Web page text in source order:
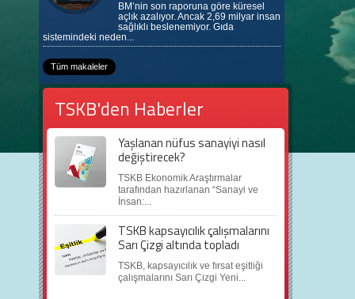
BM’nin son raporuna göre küresel
açlık azalıyor. Ancak 2,69 milyar insan
sağlıklı beslenemiyor. Gıda
sistemindeki neden...
Tüm makaleler
TSKB'den Haberler
Yaşlanan nüfus sanayiyi nasıl
değiştirecek?
TSKB Ekonomik Araştırmalar
tarafından hazırlanan “Sanayi ve
İnsan:...
TSKB kapsayıcılık çalışmalarını
Sarı Çizgi altında topladı
TSKB, kapsayıcılık ve fırsat eşitliği
çalışmalarını Sarı Çizgi Yeni...